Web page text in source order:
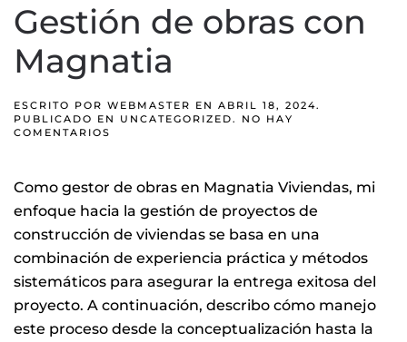
Gestión de obras con
Magnatia
ESCRITO POR WEBMASTER EN ABRIL 18, 2024.
PUBLICADO EN UNCATEGORIZED. NO HAY
COMENTARIOS
CON
Como gestor de obras en Magnatia Viviendas, mi
enfoque hacia la gestión de proyectos de
construcción de viviendas se basa en una
combinación de experiencia práctica y métodos
sistemáticos para asegurar la entrega exitosa del
proyecto. A continuación, describo cómo manejo
este proceso desde la conceptualización hasta la